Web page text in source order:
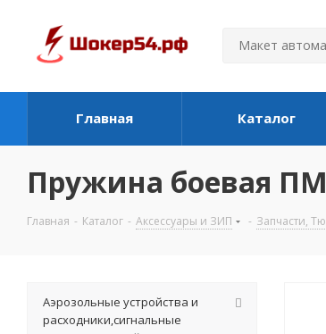
Главная Каталог
Пружина боевая
Главная - Каталог - Аксессуары и ЗИП - Запчасти,
Аэрозольные устройства и
расходники,сигнальные